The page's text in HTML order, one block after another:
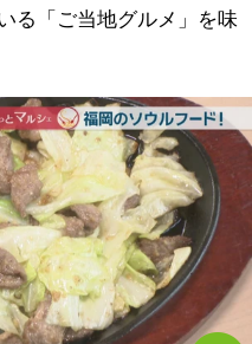
る「ご当地グルメ」を味